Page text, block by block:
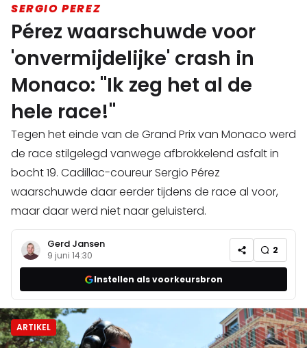
SERGIO PEREZ
Pérez waarschuwde voor
'onvermijdelijke' crash in
Monaco: "Ik zeg het al de
hele race!"
Tegen het einde van de Grand Prix van Monaco werd
de race stilgelegd vanwege afbrokkelend asfalt in
bocht 19. Cadillac-coureur Sergio Pérez
waarschuwde daar eerder tijdens de race al voor,
maar daar werd niet naar geluisterd.
Gerd Jansen
9 juni 14:30 2
Instellen als voorkeursbron
ARTIKEL